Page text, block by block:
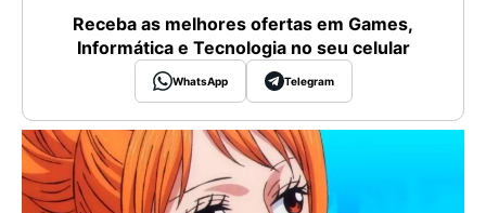
Receba as melhores ofertas em Games,
Informática e Tecnologia no seu celular
WhatsApp Telegram